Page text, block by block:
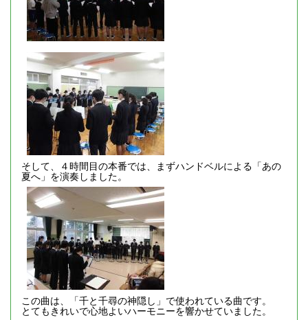
そして、４時間目の本番では、まずハンドベルによる「あの
夏へ」を演奏しました。
この曲は、「千と千尋の神隠し」で使われている曲です。
とてもきれいで心地よいハーモニーを響かせていました。